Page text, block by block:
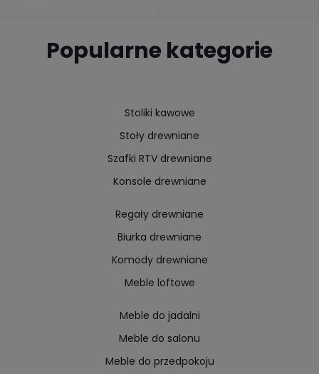
Popularne kategorie
Stoliki kawowe
Stoły drewniane
Szafki RTV drewniane
Konsole drewniane
Regały drewniane
Biurka drewniane
Komody drewniane
Meble loftowe
Meble do jadalni
Meble do salonu
Meble do przedpokoju